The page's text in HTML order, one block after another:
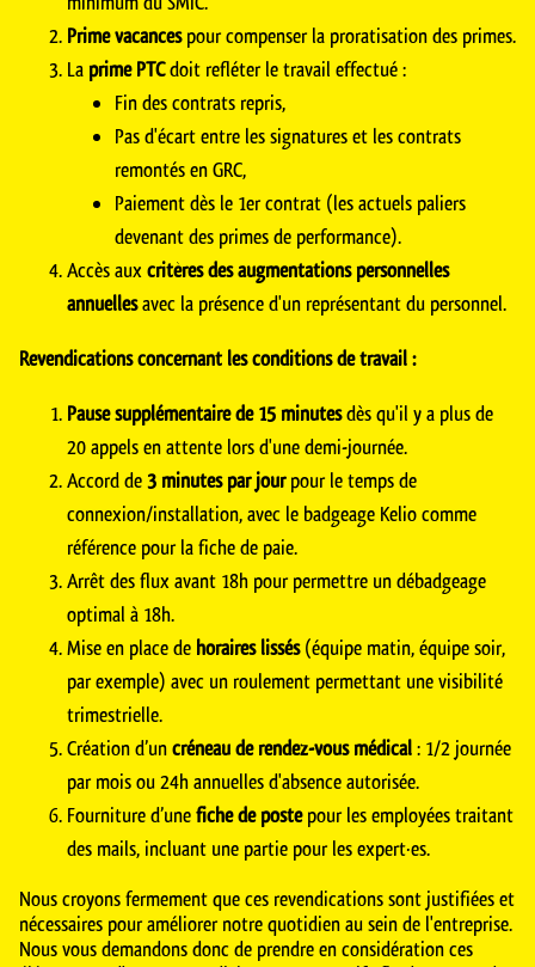
Prime vacancespour compenser la proratisation des primes.
La prime PTCdoit refléter le travail effectué :
Fin des contrats repris,
Pas d'écart entre les signatures et les contrats
remontés en GRC,
Paiement dès le 1er contrat (les actuels paliers
devenant des primes de performance).
Accès auxcritères des augmentations personnelles
annuellesavec la présence d'un représentant du personnel.
Revendications concernant les conditions de travail :
Pause supplémentaire de 15 minutesdès qu'il y a plus de
20 appels en attente lors d'une demi-journée.
Accord de3 minutes par jourpour le temps de
connexion/installation, avec le badgeage Kelio comme
référence pour la fiche de paie.
Arrêt des flux avant 18h pour permettre un débadgeage
optimal à 18h.
Mise en place de horaires lissés(équipe matin, équipe soir,
par exemple) avec un roulement permettant une visibilité
trimestrielle.
Création d’uncréneau de rendez-vous médical: 1/2 journée
par mois ou 24h annuelles d'absence autorisée.
Fourniture d’unefiche de postepour les employées traitant
des mails, incluant une partie pour les expert·es.
Nous croyons fermement que ces revendications sont justifiées et
nécessaires pour améliorer notre quotidien au sein de l'entreprise.
Nous vous demandons donc de prendre en considération ces